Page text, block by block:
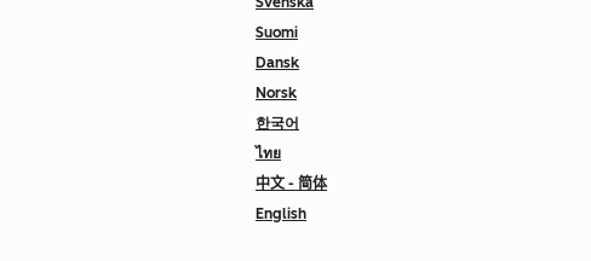
Suomi
Dansk
Norsk
한국어
ไทย
中文 - 简体
English